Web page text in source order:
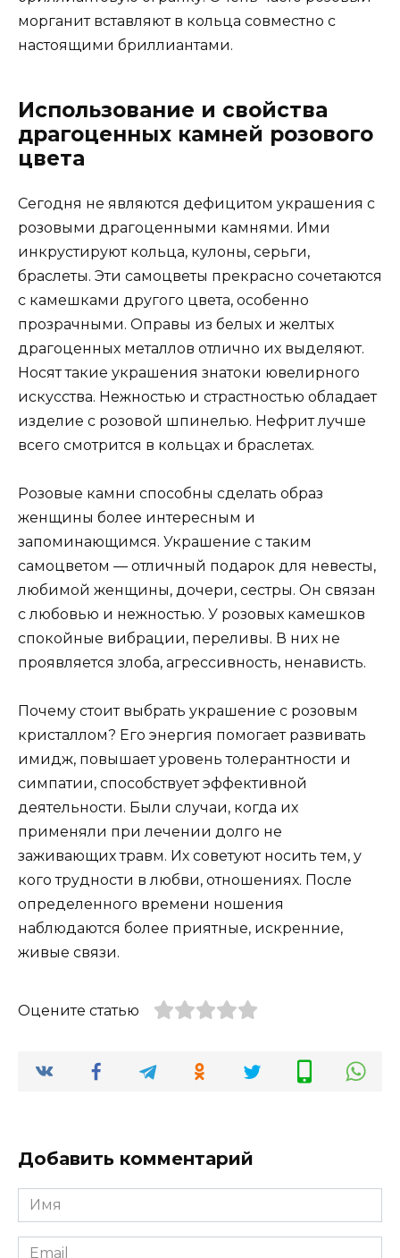
морганит вставляют в кольца совместно с
настоящими бриллиантами.
Использование и свойства
драгоценных камней розового
цвета
Сегодня не являются дефицитом украшения с
розовыми драгоценными камнями. Ими
инкрустируют кольца, кулоны, серьги,
браслеты. Эти самоцветы прекрасно сочетаются
с камешками другого цвета, особенно
прозрачными. Оправы из белых и желтых
драгоценных металлов отлично их выделяют.
Носят такие украшения знатоки ювелирного
искусства. Нежностью и страстностью обладает
изделие с розовой шпинелью. Нефрит лучше
всего смотрится в кольцах и браслетах.
Розовые камни способны сделать образ
женщины более интересным и
запоминающимся. Украшение с таким
самоцветом — отличный подарок для невесты,
любимой женщины, дочери, сестры. Он связан
с любовью и нежностью. У розовых камешков
спокойные вибрации, переливы. В них не
проявляется злоба, агрессивность, ненависть.
Почему стоит выбрать украшение с розовым
кристаллом? Его энергия помогает развивать
имидж, повышает уровень толерантности и
симпатии, способствует эффективной
деятельности. Были случаи, когда их
применяли при лечении долго не
заживающих травм. Их советуют носить тем, у
кого трудности в любви, отношениях. После
определенного времени ношения
наблюдаются более приятные, искренние,
живые связи.
Оцените статью
Добавить комментарий
Имя
*
Email